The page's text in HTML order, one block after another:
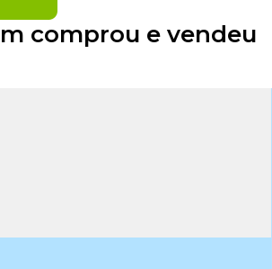
comprou e vendeu